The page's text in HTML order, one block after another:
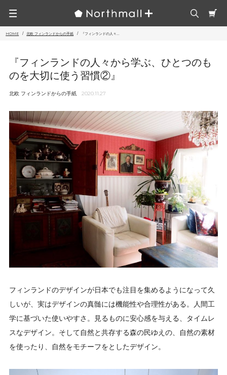
HOME 北欧 フィンランドからの手紙 『フィンランドの人々...
『フィンランドの人々から学ぶ、ひとつのも
のを大切に使う習慣②』
北欧 フィンランドからの手紙 2020.11.27
フィンランドのデザインが日本でも注目を集めるようになって久
しいが、実はデザインの真髄には機能性や合理性がある。人間工
学に基づいた使いやすさ。見るものに安心感を与える、タイムレ
スなデザイン。そして自然と共存する森の民ゆえの、自然の素材
を使ったり、自然をモチーフをとしたデザイン。